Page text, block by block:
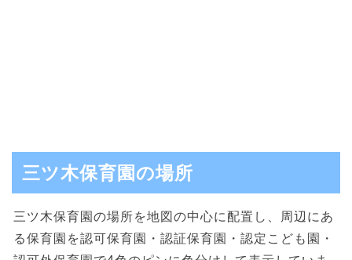
三ツ木保育園の場所
三ツ木保育園の場所を地図の中心に配置し、周辺にあ
る保育園を認可保育園・認証保育園・認定こども園・